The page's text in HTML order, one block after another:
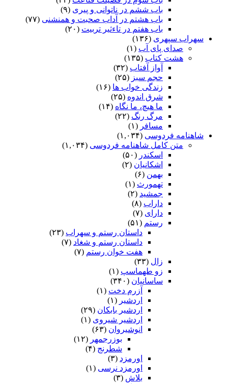
باب ششم در ناتوانى و پیرى (۹)
باب هشتم در آداب صحبت و همنشنى (۷۷)
باب هفتم در تاءثیر تربیت (۲۰)
سهراب سپهری (۱۳۶)
صدای پای آب (۱)
هشت کتاب (۱۳۵)
آواز آفتاب (۳۲)
حجم سبز (۲۵)
زندگی خواب ها (۱۶)
شرق اندوه (۲۵)
ما هیچ، ما نگاه (۱۴)
مرگ رنگ (۲۲)
مسافر (۱)
شاهنامه فردوسی (۱,۰۳۴)
متن کامل شاهنامه فردوسی (۱,۰۳۴)
اسکندر (۵۰)
اشکانیان (۲)
بهمن (۶)
تهمورث (۱)
جمشید (۲)
داراب (۸)
دارای (۷)
رستم (۵۱)
داستان رستم و سهراب (۲۳)
داستان رستم و شغاد (۷)
هفت خوان رستم‏ (۷)
زال (۳۳)
زو طهماسپ‏ (۱)
ساسانیان (۳۴۰)
آزرم دخت (۱)
اردشیر (۱)
اردشیر بابکان (۲۹)
اردشیر شیروی (۱)
انوشیروان (۶۳)
بوزرجمهر (۱۲)
شطرنج (۴)
اورمزد (۳)
اورمزد نرسى‏ (۱)
بلاش (۳)